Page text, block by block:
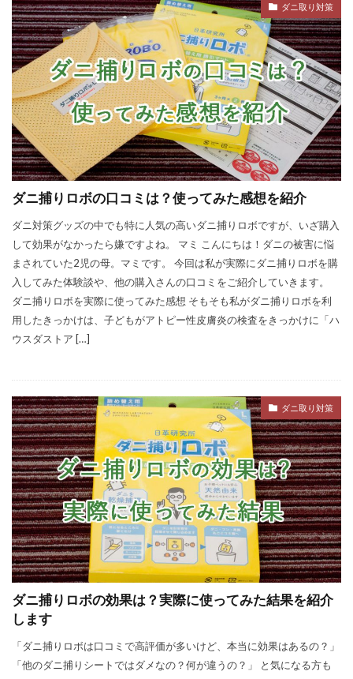
ダニ取り対策
ダニ捕りロボの口コミは？使ってみた感想を紹介
ダニ対策グッズの中でも特に人気の高いダニ捕りロボですが、いざ購入
して効果がなかったら嫌ですよね。 マミ こんにちは！ダニの被害に悩
まされていた2児の母。マミです。 今回は私が実際にダニ捕りロボを購
入してみた体験談や、他の購入さんの口コミをご紹介していきます。
ダニ捕りロボを実際に使ってみた感想 そもそも私がダニ捕りロボを利
用したきっかけは、子どもがアトピー性皮膚炎の検査をきっかけに「ハ
ウスダストア […]
ダニ取り対策
ダニ捕りロボの効果は？実際に使ってみた結果を紹介
します
「ダニ捕りロボは口コミで高評価が多いけど、本当に効果はあるの？」
「他のダニ捕りシートではダメなの？何が違うの？」 と気になる方も